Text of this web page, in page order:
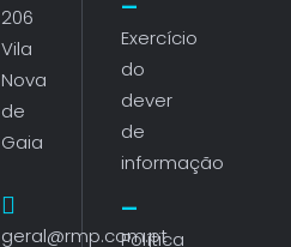
206
Vila
Nova
de
Gaia
geral@rmp.com.pt
Exercício
do
dever
de
informação
Política